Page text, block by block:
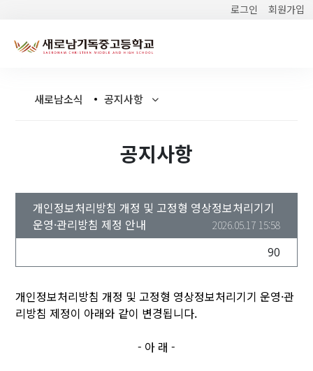
로그인 회원가입
새로남소식 공지사항
공지사항
개인정보처리방침 개정 및 고정형 영상정보처리기기
운영·관리방침 제정 안내
2026.05.17 15:58
90
개인정보처리방침 개정 및 고정형 영상정보처리기기 운영·관
리방침 제정이 아래와 같이 변경됩니다.
- 아 래 -